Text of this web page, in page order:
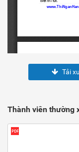
Tải
Thành viên thường